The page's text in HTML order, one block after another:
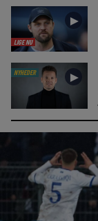
LIGE NU
►
NYHEDER ►